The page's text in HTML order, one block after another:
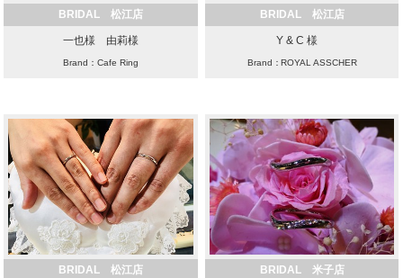
BRIDAL 松江店
一也様 由莉様
Brand：Cafe Ring
BRIDAL 松江店
Y & C 様
Brand：ROYAL ASSCHER
BRIDAL 松江店 BRIDAL 米子店